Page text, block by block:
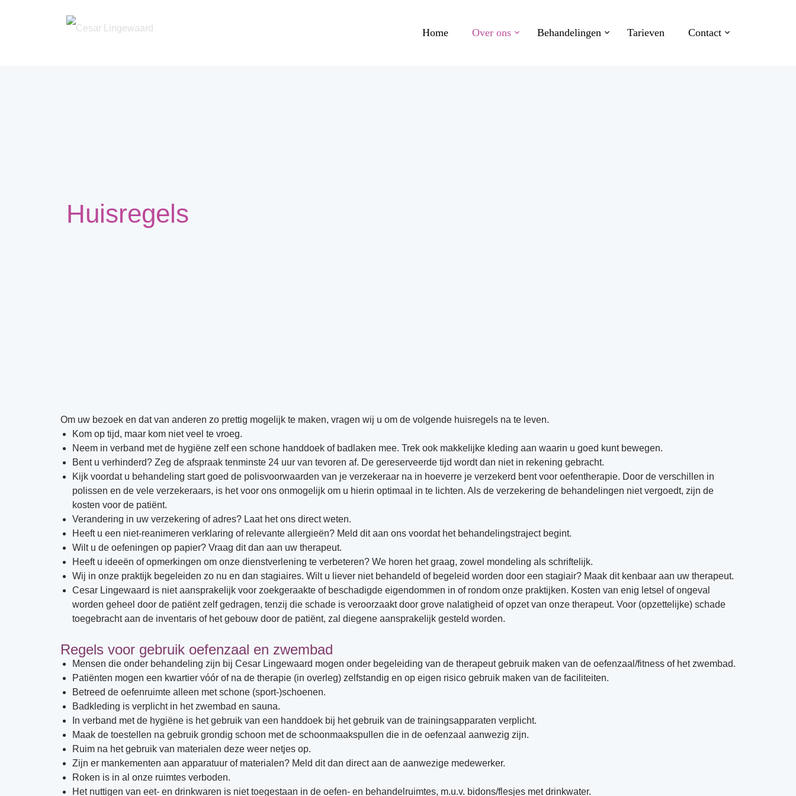
Home Over ons Behandelingen Tarieven Contact
Huisregels
Om uw bezoek en dat van anderen zo prettig mogelijk te maken, vragen wij u om de volgende huisregels na te leven.
Kom op tijd, maar kom niet veel te vroeg.
Neem in verband met de hygiëne zelf een schone handdoek of badlaken mee. Trek ook makkelijke kleding aan waarin u goed kunt bewegen.
Bent u verhinderd? Zeg de afspraak tenminste 24 uur van tevoren af. De gereserveerde tijd wordt dan niet in rekening gebracht.
Kijk voordat u behandeling start goed de polisvoorwaarden van je verzekeraar na in hoeverre je verzekerd bent voor oefentherapie. Door de verschillen in
polissen en de vele verzekeraars, is het voor ons onmogelijk om u hierin optimaal in te lichten. Als de verzekering de behandelingen niet vergoedt, zijn de
kosten voor de patiënt.
Verandering in uw verzekering of adres? Laat het ons direct weten.
Heeft u een niet-reanimeren verklaring of relevante allergieën? Meld dit aan ons voordat het behandelingstraject begint.
Wilt u de oefeningen op papier? Vraag dit dan aan uw therapeut.
Heeft u ideeën of opmerkingen om onze dienstverlening te verbeteren? We horen het graag, zowel mondeling als schriftelijk.
Wij in onze praktijk begeleiden zo nu en dan stagiaires. Wilt u liever niet behandeld of begeleid worden door een stagiair? Maak dit kenbaar aan uw therapeut.
Cesar Lingewaard is niet aansprakelijk voor zoekgeraakte of beschadigde eigendommen in of rondom onze praktijken. Kosten van enig letsel of ongeval
worden geheel door de patiënt zelf gedragen, tenzij die schade is veroorzaakt door grove nalatigheid of opzet van onze therapeut. Voor (opzettelijke) schade
toegebracht aan de inventaris of het gebouw door de patiënt, zal diegene aansprakelijk gesteld worden.
Regels voor gebruik oefenzaal en zwembad
Mensen die onder behandeling zijn bij Cesar Lingewaard mogen onder begeleiding van de therapeut gebruik maken van de oefenzaal/fitness of het zwembad.
Patiënten mogen een kwartier vóór of na de therapie (in overleg) zelfstandig en op eigen risico gebruik maken van de faciliteiten.
Betreed de oefenruimte alleen met schone (sport-)schoenen.
Badkleding is verplicht in het zwembad en sauna.
In verband met de hygiëne is het gebruik van een handdoek bij het gebruik van de trainingsapparaten verplicht.
Maak de toestellen na gebruik grondig schoon met de schoonmaakspullen die in de oefenzaal aanwezig zijn.
Ruim na het gebruik van materialen deze weer netjes op.
Zijn er mankementen aan apparatuur of materialen? Meld dit dan direct aan de aanwezige medewerker.
Roken is in al onze ruimtes verboden.
Het nuttigen van eet- en drinkwaren is niet toegestaan in de oefen- en behandelruimtes, m.u.v. bidons/flesjes met drinkwater.